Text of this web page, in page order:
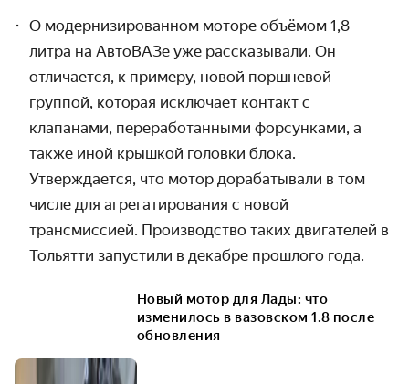
О модернизированном моторе объёмом 1,8
литра на АвтоВАЗе уже рассказывали. Он
отличается, к примеру, новой поршневой
группой, которая исключает контакт с
клапанами, переработанными форсунками, а
также иной крышкой головки блока.
Утверждается, что мотор дорабатывали в том
числе для агрегатирования с новой
трансмиссией. Производство таких двигателей в
Тольятти запустили в декабре прошлого года.
Новый мотор для Лады: что
изменилось в вазовском 1.8 после
обновления